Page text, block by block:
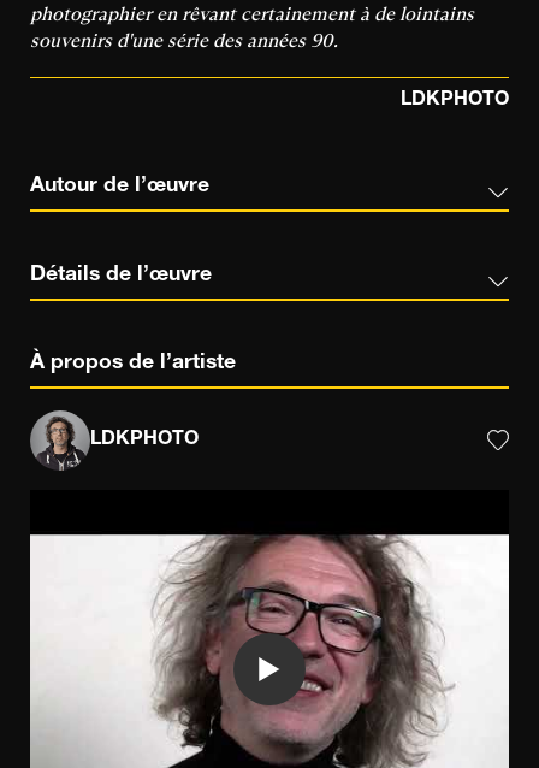
photographier en rêvant certainement à de lointains
souvenirs d'une série des années 90.
LDKPHOTO
Autour de l’œuvre
Détails de l’œuvre
À propos de l’artiste
LDKPHOTO